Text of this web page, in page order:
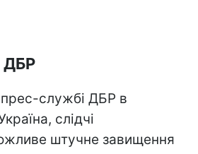
ДБР
службі ДБР в
слідчі
штучне завищення